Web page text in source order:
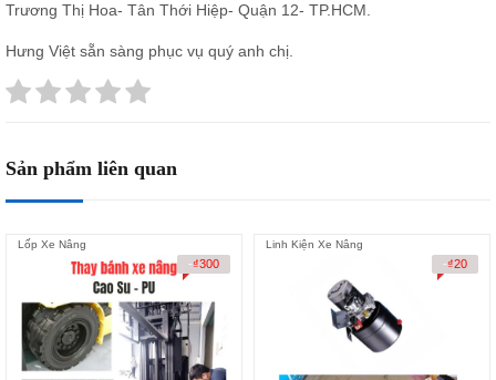
Trương Thị Hoa- Tân Thới Hiệp- Quận 12- TP.HCM.
Hưng Việt sẵn sàng phục vụ quý anh chị.
Sản phẩm liên quan
Lốp Xe Nâng
-₫300
Linh Kiện Xe Nâng
-₫20